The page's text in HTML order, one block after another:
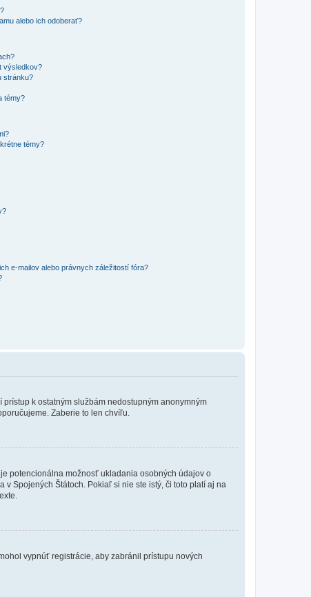
alebo ich odoberať?
výsledkov?
stránku?
témy?
témy?
e-mailov alebo právnych záležitostí fóra?
k ostatným službám nedostupným anonymným
Zaberie to len chvíľu.
potencionálna možnosť ukladania osobných údajov o
Spojených Štátoch. Pokiaľ si nie ste istý, či toto platí aj na
vypnúť registrácie, aby zabránil prístupu nových